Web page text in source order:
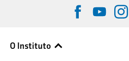
O Instituto